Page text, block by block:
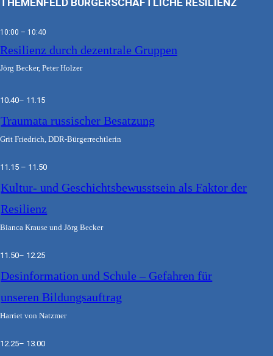
THEMENFELD BÜRGERSCHAFTLICHE RESILIENZ
10:00 – 10:40
Resilienz durch dezentrale Gruppen
Jörg Becker, Peter Holzer
10.40– 11.15
Traumata russischer Besatzung
Grit Friedrich, DDR-Bürgerrechtlerin
11.15 – 11.50
Kultur- und Geschichtsbewusstsein als Faktor der
Resilienz
Bianca Krause und Jörg Becker
11.50– 12.25
Desinformation und Schule – Gefahren für
unseren Bildungsauftrag
Harriet von Natzmer
12.25– 13.00